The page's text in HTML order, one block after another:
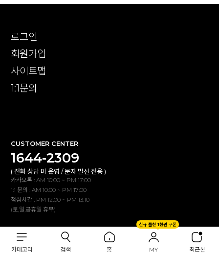
카테고리 검색 홈
신규 플친 1천원 쿠폰
MY 최근본
로그인
회원가입
사이트맵
1:1문의
CUSTOMER CENTER
1644-2309
( 전화 상담 미 운영 / 문자 발신 전용 )
카카오톡 : AM 10:00 ~ PM 17:00
1:1 문의 : AM 10:00 ~ PM 17:00
점심시간 : PM 12:00 ~ PM 13:10
(토,일,공휴일 휴무)
BANK INFO
신한은행 100-030-530912